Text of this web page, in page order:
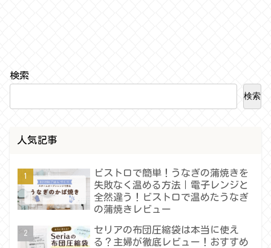
検索
検索
人気記事
ビストロで簡単！うなぎの蒲焼きを
失敗なく温める方法｜電子レンジと
全然違う！ビストロで温めたうなぎ
の蒲焼きレビュー
セリアの布団圧縮袋は本当に使え
る？主婦が徹底レビュー！おすすめ